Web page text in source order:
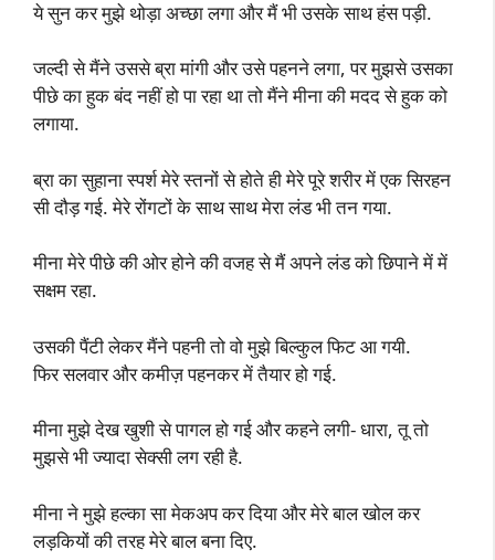
ये सुन कर मुझे थोड़ा अच्छा लगा और मैं भी उसके साथ हंस पड़ी.
जल्दी से मैंने उससे ब्रा मांगी और उसे पहनने लगा, पर मुझसे उसका
पीछे का हुक बंद नहीं हो पा रहा था तो मैंने मीना की मदद से हुक को
लगाया.
ब्रा का सुहाना स्पर्श मेरे स्तनों से होते ही मेरे पूरे शरीर में एक सिरहन
सी दौड़ गई. मेरे रोंगटों के साथ साथ मेरा लंड भी तन गया.
मीना मेरे पीछे की ओर होने की वजह से मैं अपने लंड को छिपाने में में
सक्षम रहा.
उसकी पैंटी लेकर मैंने पहनी तो वो मुझे बिल्कुल फिट आ गयी.
फिर सलवार और कमीज़ पहनकर में तैयार हो गई.
मीना मुझे देख खुशी से पागल हो गई और कहने लगी- धारा, तू तो
मुझसे भी ज्यादा सेक्सी लग रही है.
मीना ने मुझे हल्का सा मेकअप कर दिया और मेरे बाल खोल कर
लड़कियों की तरह मेरे बाल बना दिए.